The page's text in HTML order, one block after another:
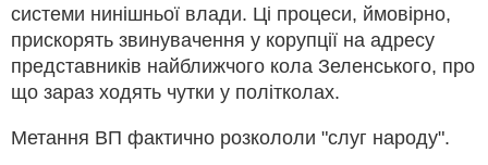
системи нинішньої влади. Ці процеси, ймовірно,
прискорять звинувачення у корупції на адресу
представників найближчого кола Зеленського, про
що зараз ходять чутки у політколах.
Метання ВП фактично розкололи "слуг народу".